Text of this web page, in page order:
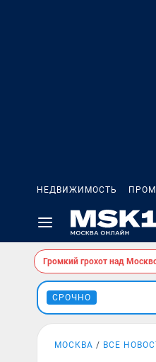
НЕДВИЖИМОСТЬ
Громкий грохот над
СРОЧНО
МОСКВА ВСЕ